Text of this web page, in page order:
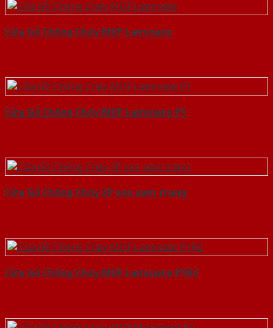
Cửa Gỗ Chống Cháy MDF Laminate
Cửa Gỗ Chống Cháy MDF Laminate P1
Cửa Gỗ Chống Cháy 2P son xam trang
Cửa Gỗ Chống Cháy MDF Laminate P1R2